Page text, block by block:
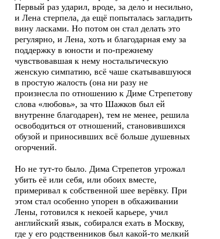
Первый раз ударил, вроде, за дело и несильно,
и Лена стерпела, да ещё попыталась загладить
вину ласками. Но потом он стал делать это
регулярно, и Лена, хоть и благодарная ему за
поддержку в юности и по-прежнему
чувствовавшая к нему ностальгическую
женскую симпатию, всё чаше скатывавшуюся
в простую жалость (она ни разу не
произнесла по отношению к Диме Стрепетову
слова «любовь», за что Шажков был ей
внутренне благодарен), тем не менее, решила
освободиться от отношений, становившихся
обузой и приносивших всё больше душевных
огорчений.
Но не тут-то было. Дима Стрепетов угрожал
убить её или себя, или обоих вместе,
примеривал к собственной шее верёвку. При
этом стал особенно упорен в обхаживании
Лены, готовился к некоей карьере, учил
английский язык, собирался ехать в Москву,
где у его родственников был какой-то мелкий